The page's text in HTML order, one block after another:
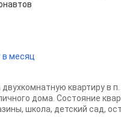
в месяц
квартиру в
дома. Состояние
школа, детский сад,